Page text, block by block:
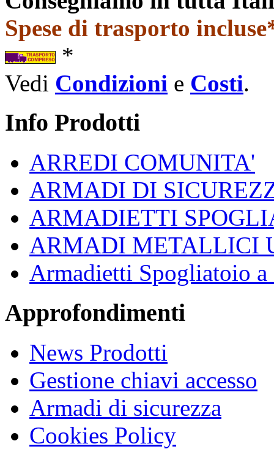
Spese di trasporto
*
Vedi Condizioni e Costi.
Info Prodotti
ARREDI COMUNITA'
ARMADI DI
ARMADIETTI
ARMADI METALLICI
Armadietti Spogliatoio a
Approfondimenti
News Prodotti
Gestione chiavi accesso
Armadi di sicurezza
Cookies Policy